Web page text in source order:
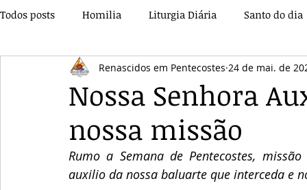
Todos posts Homilia Liturgia Diária Santo do dia
Pentecostes Galeria Orações Saúde
Nossa Senhora
nossa missão
Renascidos em Pentecostes 24 de mai. de
Rumo a Semana de Pentecostes,
auxilio da nossa baluarte que interceda e